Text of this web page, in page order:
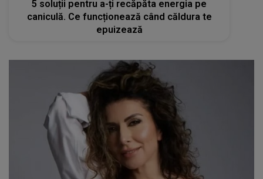
5 soluții pentru a-ți recăpăta energia pe
caniculă. Ce funcționează când căldura te
epuizează